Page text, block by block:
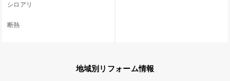
シロアリ
断熱
地域別リフォーム情報